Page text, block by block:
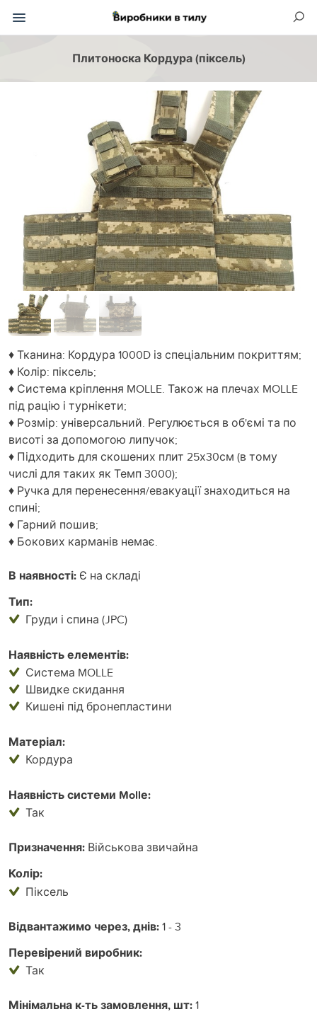
Плитоноска Кордура (піксель)
♦ Тканина: Кордура 1000D із спеціальним покриттям;
♦ Колір: піксель;
♦ Система кріплення MOLLE. Також на плечах MOLLE
під рацію і турнікети;
♦ Розмір: універсальний. Регулюється в об'ємі та по
висоті за допомогою липучок;
♦ Підходить для скошених плит 25х30см (в тому
числі для таких як Темп 3000);
♦ Ручка для перенесення/евакуації знаходиться на
спині;
♦ Гарний пошив;
♦ Бокових карманів немає.
В наявності: Є на складі
Тип:
Груди і спина (JPC)
Наявність елементів:
Система MOLLE
Швидке скидання
Кишені під бронепластини
Матеріал:
Кордура
Наявність системи Mollе:
Так
Призначення: Військова звичайна
Колір:
Піксель
Відвантажимо через, днів:1 - 3
Перевірений виробник:
Так
Мінімальна к-ть замовлення, шт:1